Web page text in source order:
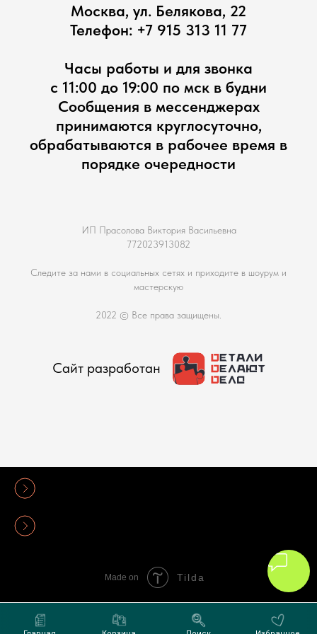
Москва, ул. Белякова, 22
Телефон: +7 915 313 11 77
Часы работы и для звонка
с 11:00 до 19:00 по мск в будни
Сообщения в мессенджерах
принимаются круглосуточно,
обрабатываются в рабочее время в
порядке очередности
ИП Прасолова Виктория Васильевна
772023913082
Следите за нами в социальных сетях и приходите в шоурум и
мастерскую
2022 © Все права защищены.
Сайт разработан
Made on Tilda